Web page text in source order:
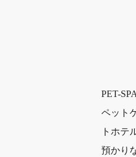
PET-
ペット
トホテ
預かり